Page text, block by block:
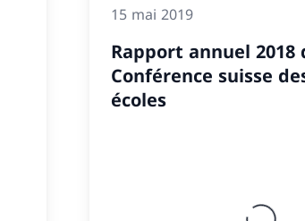
15 mai 2019
Rapport annuel 2018
Conférence suisse
écoles